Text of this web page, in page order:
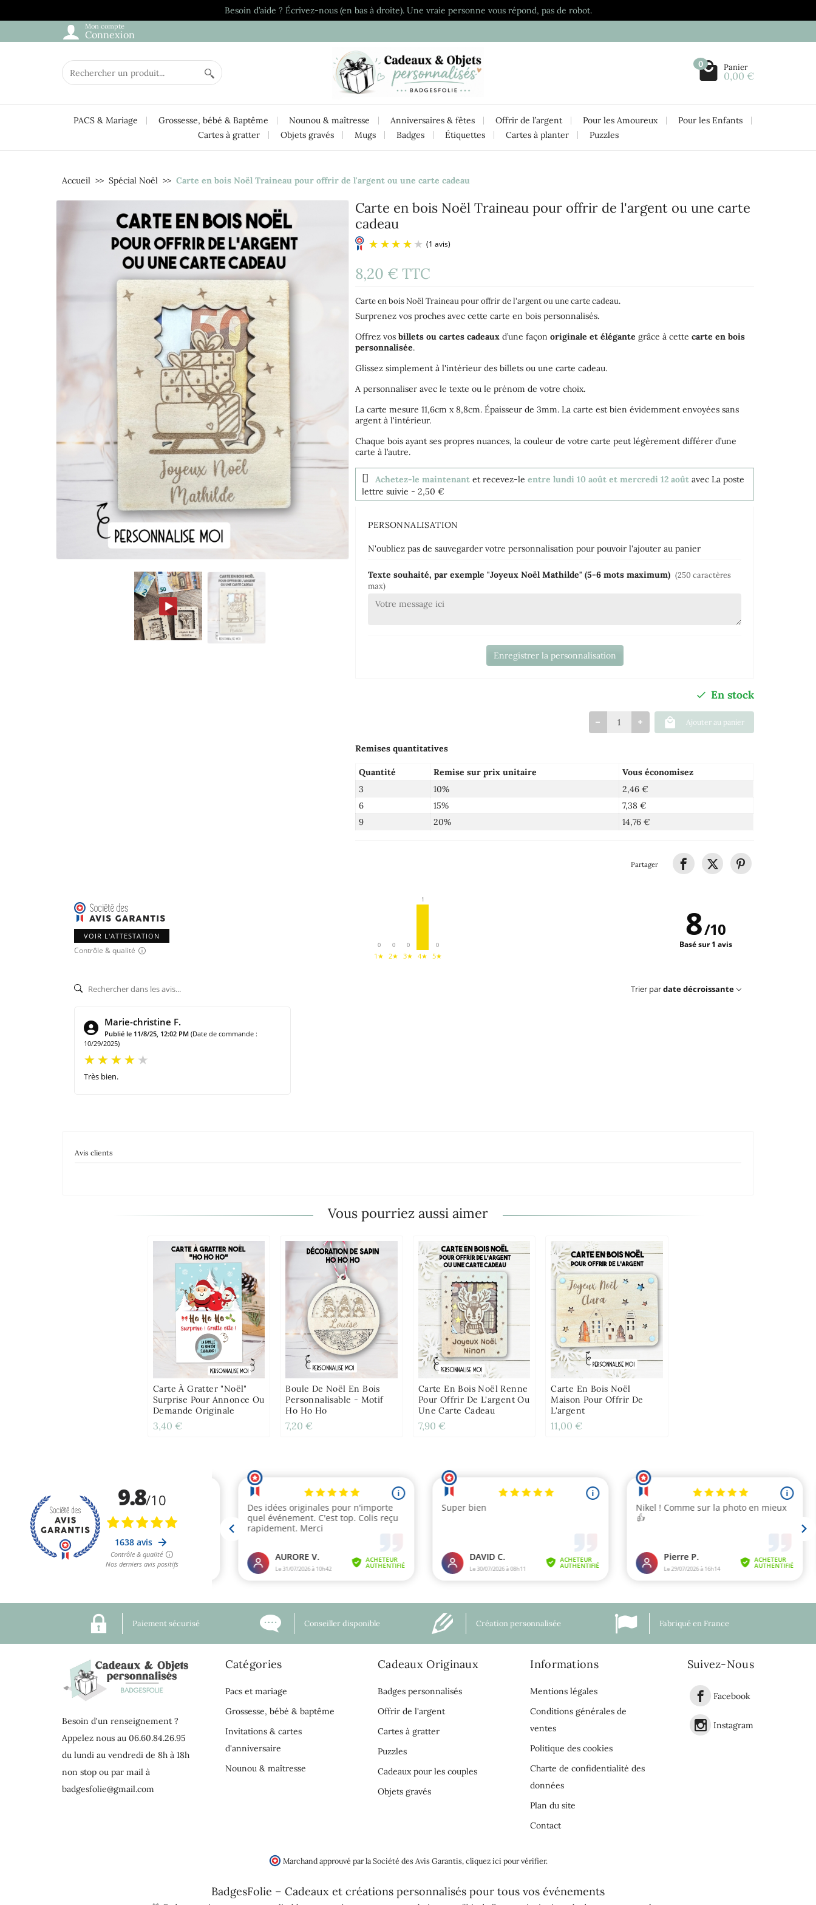
Besoin d’aide ? Écrivez-nous (en bas à droite). Une vraie personne vous répond, pas de robot.
Mon compte
Connexion
0 Panier
0,00 €
PACS & Mariage Grossesse, bébé & Baptême Nounou & maîtresse Anniversaires & fêtes Offrir de l’argent Pour les Amoureux
Pour les Enfants
Cartes à gratter
Objets gravés Mugs Badges Étiquettes Cartes à planter Puzzles
Accueil Spécial Noël Carte en bois Noël Traineau pour offrir de l'argent ou une carte cadeau
Carte en bois Noël Traineau pour offrir de l'argent ou une carte
cadeau
8,20 €TTC
Carte en bois Noël Traineau pour offrir de l'argent ou une carte cadeau.
Surprenez vos proches avec cette carte en bois personnalisés.
Offrez vosbillets ou cartes cadeaux d’une façonoriginale et élégante grâce à cettecarte en bois
personnalisée.
Glissez simplement à l'intérieur des billets ou une carte cadeau.
A personnaliser avec le texte ou le prénom de votre choix.
La carte mesure 11,6cm x 8,8cm. Épaisseur de 3mm. La carte est bien évidemment envoyées sans
argent à l'intérieur.
Chaque bois ayant ses propres nuances, la couleur de votre carte peut légèrement différer d’une
carte à l’autre.
Achetez-le maintenant et recevez-leentre lundi 10 août et mercredi 12 août avec La poste
lettre suivie - 2,50 €
PERSONNALISATION
N'oubliez pas de sauvegarder votre personnalisation pour pouvoir l'ajouter au panier
Texte souhaité, par exemple "Joyeux Noël Mathilde" (5-6 mots maximum) (250 caractères
max)
Enregistrer la personnalisation
En stock
Ajouter au panier
Remises quantitatives
Quantité Remise sur prix unitaire
Vous économisez
3
10%
2,46 €
6
15%
7,38 €
9
20% 14,76 €
Partager
VOIR L'ATTESTATION
Contrôle & qualité
0
1★
0
2★
0
3★
1
4★
0
5★
8/10
Basé sur 1 avis
Trier pardate décroissante
Marie-christine F.
Publié le 11/8/25, 12:02 PM (Date de commande :
10/29/2025)
Très bien.
Avis clients
Vous pourriez aussi aimer
Carte À Gratter "Noël"
Surprise Pour Annonce Ou
Demande Originale
3,40 €
Boule De Noël En Bois
Personnalisable - Motif
Ho Ho Ho
7,20 €
Carte En Bois Noël Renne
Pour Offrir De L'argent Ou
Une Carte Cadeau
7,90 €
Carte En Bois Noël
Maison Pour Offrir De
L'argent
11,00 €
Paiement sécurisé Conseiller disponible Création personnalisée Fabriqué en France
Besoin d'un renseignement ?
Appelez nous au 06.60.84.26.95
du lundi au vendredi de 8h à 18h
non stop ou par mail à
badgesfolie@gmail.com
Catégories
Pacs et mariage
Grossesse, bébé & baptême
Invitations & cartes
d'anniversaire
Nounou & maîtresse
Cadeaux Originaux
Badges personnalisés
Offrir de l'argent
Cartes à gratter
Puzzles
Cadeaux pour les couples
Objets gravés
Informations
Mentions légales
Conditions générales de
ventes
Politique des cookies
Charte de confidentialité des
données
Plan du site
Contact
Suivez-Nous
Facebook
Instagram
Marchand approuvé par la Société des Avis Garantis, cliquez ici pour vérifier.
BadgesFolie – Cadeaux et créations personnalisés pour tous vos événements